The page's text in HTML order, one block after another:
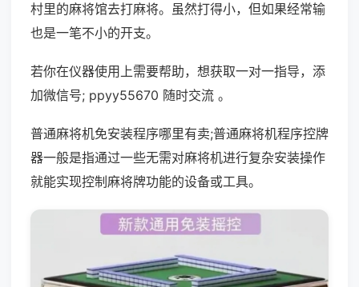
村里的麻将馆去打麻将。虽然打得小，但如果经常输
也是一笔不小的开支。
若你在仪器使用上需要帮助，想获取一对一指导，添
加微信号; ppyy55670 随时交流 。
普通麻将机免安装程序哪里有卖;普通麻将机程序控牌
器一般是指通过一些无需对麻将机进行复杂安装操作
就能实现控制麻将牌功能的设备或工具。